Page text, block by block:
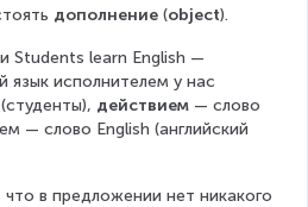
дополнение (object).
Students learn English —
язык исполнителем у нас
(студенты), действием — слово
— слово English (английский
в предложении нет никакого